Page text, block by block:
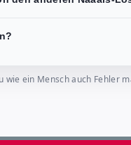
ein Mensch auch Fehler